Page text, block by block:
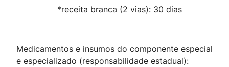
*receita branca (2 vias): 30 dias
Medicamentos e insumos do componente especial
e especializado (responsabilidade estadual):